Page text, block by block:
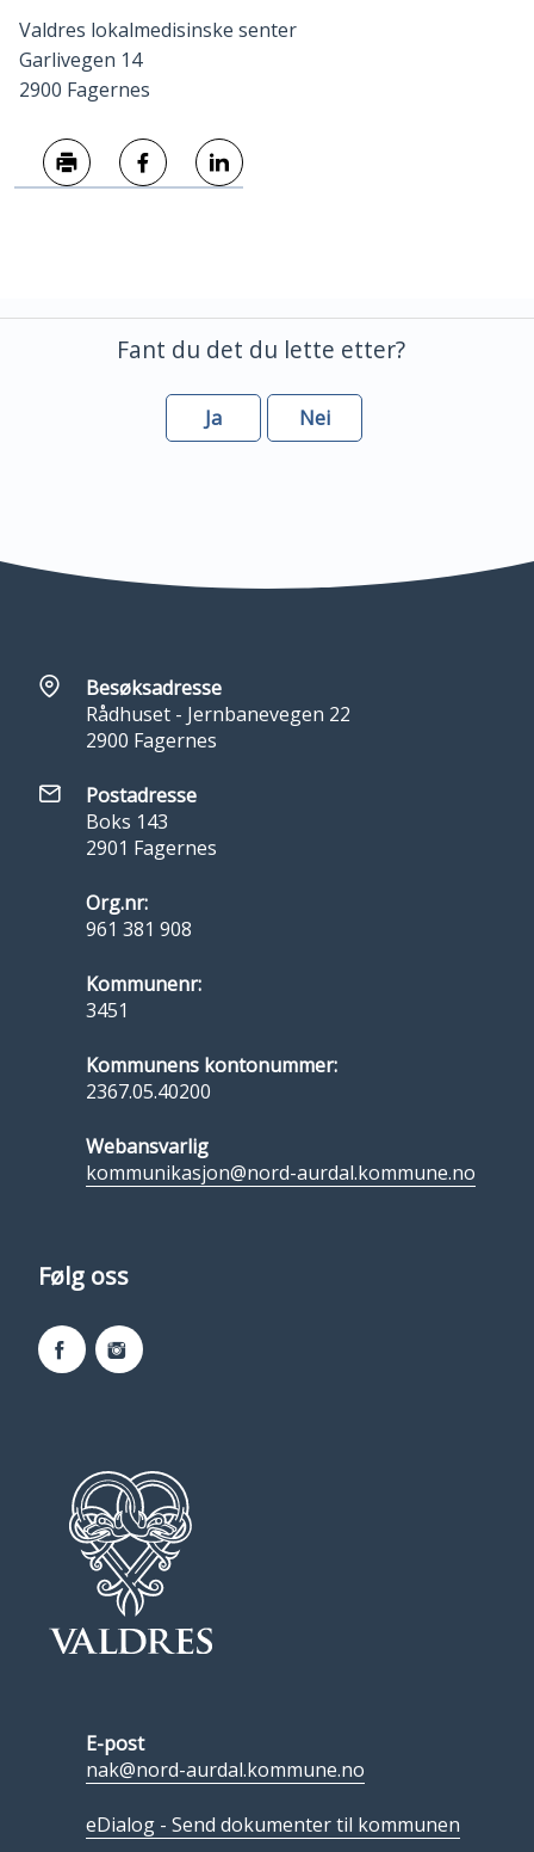
Valdres lokalmedisinske senter
Garlivegen 14
2900 Fagernes
Fant du det du lette etter?
Ja Nei
Besøksadresse
Rådhuset - Jernbanevegen 22
2900 Fagernes
Postadresse
Boks 143
2901 Fagernes
Org.nr:
961 381 908
Kommunenr:
3451
Kommunens kontonummer:
2367.05.40200
Webansvarlig
kommunikasjon@nord-aurdal.kommune.no
Følg oss
FacebookInstagram
E-post
nak@nord-aurdal.kommune.no
eDialog - Send dokumenter til kommunen